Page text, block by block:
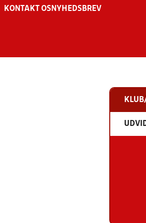
KONTAKT OS NYHEDSBREV